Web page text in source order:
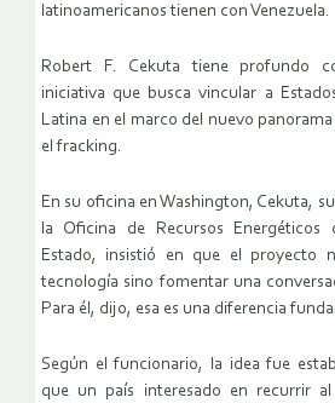
latinoamericanos tienen con Venezuela.
Robert F. Cekuta tiene profundo
iniciativa que busca vincular a
Latina en el marco del nuevo
el fracking.
En su oficina en Washington, Cekuta,
la Oficina de Recursos Energéticos
Estado, insistió en que el proyecto
tecnología sino fomentar una
Para él, dijo, esa es una diferencia
Según el funcionario, la idea fue
que un país interesado en recurrir